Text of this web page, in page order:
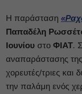
Η παράσταση
Παπαδέλη
Ιουνίου στο ΦΙΑΤ.
αναπαράστασης της
χορευτές/τριες και
την παλάμη ενός